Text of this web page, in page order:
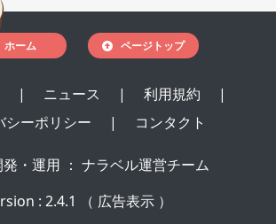
ホーム ページトップ
| ニュース | 利用規約
|
シーポリシー
| コンタクト
・運用 ： ナラベル運営チーム
: 2.4.1 （ 広告表示 ）